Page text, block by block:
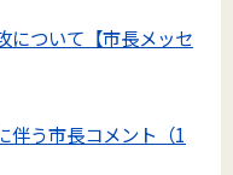
について【市長メッセ
伴う市長コメント（1